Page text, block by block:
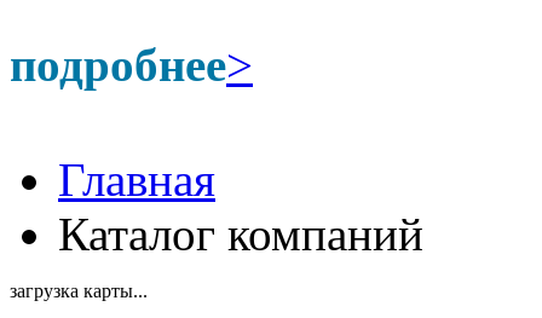
подробнее>
Главная
Каталог компаний
загрузка карты...